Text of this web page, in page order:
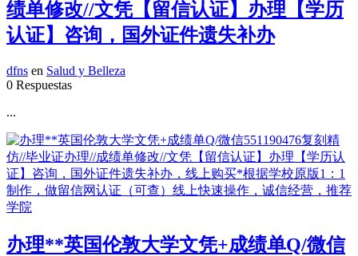
绩单修改//文凭【留信认证】办理【学历
认证】咨询，国外证件遗失补办
dfns en Salud y Belleza
0 Respuestas
...
办理**英国伦敦大学文凭+成绩单Q/微信